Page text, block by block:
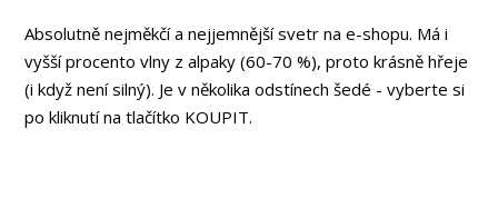
Absolutně nejměkčí a nejjemnější svetr na e-shopu. Má i
vyšší procento vlny z alpaky (60-70 %), proto krásně hřeje
(i když není silný). Je v několika odstínech šedé - vyberte si
po kliknutí na tlačítko KOUPIT.